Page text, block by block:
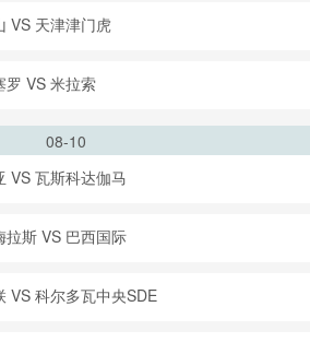
VS 天津津门虎
罗 VS 米拉索
08-10
VS 瓦斯科达伽马
拉斯 VS 巴西国际
VS 科尔多瓦中央SDE